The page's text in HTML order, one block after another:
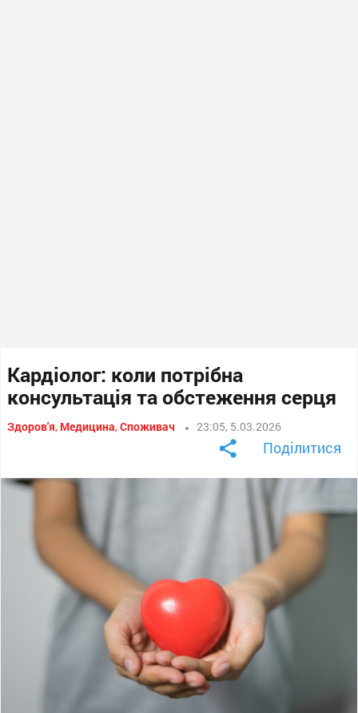
Кардіолог: коли потрібна
консультація та обстеження серця
Здоров'я, Медицина,Споживач 23:05, 5.03.2026
Поділитися